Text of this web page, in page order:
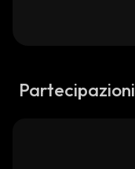
Partecipazioni